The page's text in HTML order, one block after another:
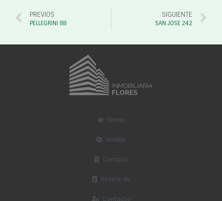
PREVIOS
PELLEGRINI 88
SIGUIENTE
SAN JOSE 242
Home
Vender
Comprar
Acerca de
Contacto